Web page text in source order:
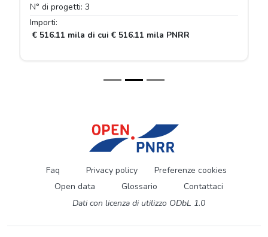
N° di progetti: 3
Importi:
€ 516.11 mila di cui € 516.11 mila PNRR
Faq Privacy policy
Preferenze cookies
Open data
Glossario
Contattaci
Dati con licenza di utilizzo ODbL 1.0